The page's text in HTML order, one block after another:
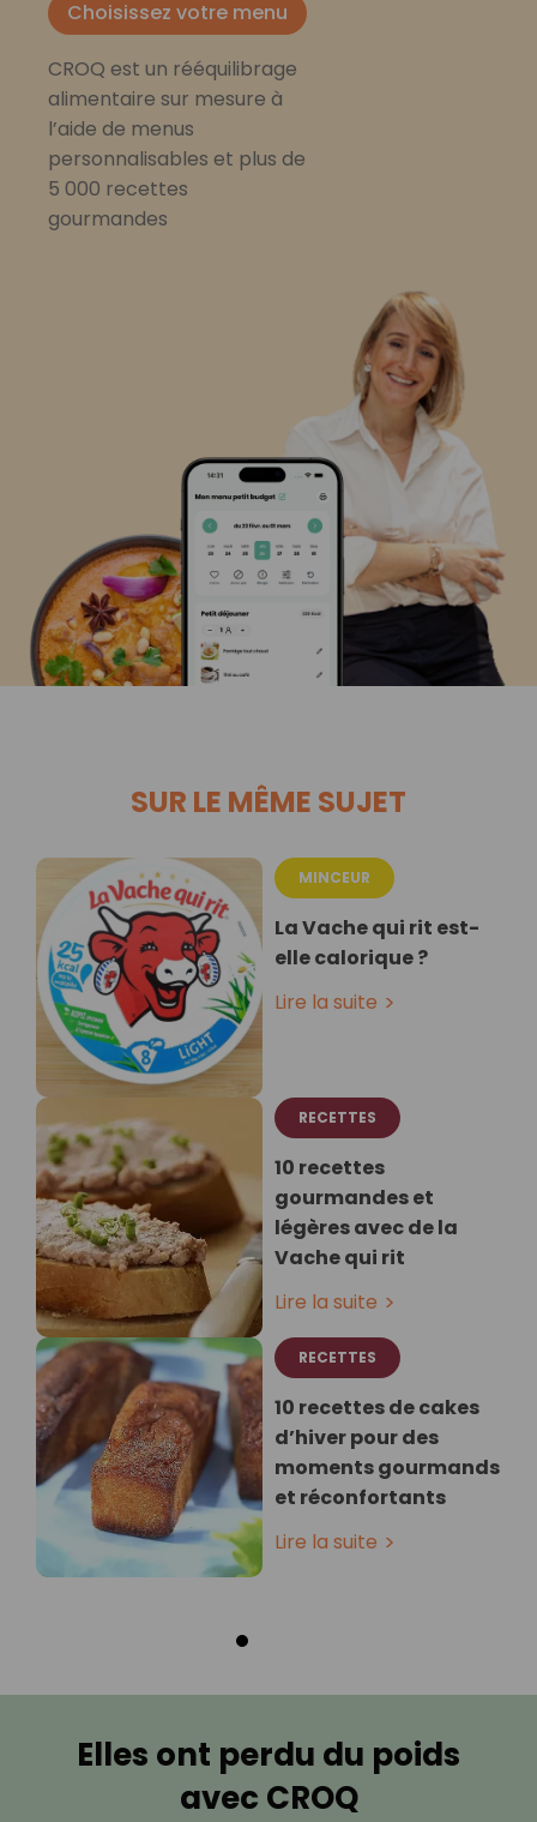
Choisissez votre menu
CROQ est un rééquilibrage
alimentaire sur mesure à
l’aide de menus
personnalisables et plus de
5 000 recettes
gourmandes
SUR LE MÊME SUJET
MINCEUR
La Vache qui rit est-
elle calorique ?
Lire la suite
RECETTES
10 recettes
gourmandes et
légères avec de la
Vache qui rit
Lire la suite
RECETTES
10 recettes de cakes
d’hiver pour des
moments gourmands
et réconfortants
Lire la suite
Elles ont perdu du poids
avec CROQ